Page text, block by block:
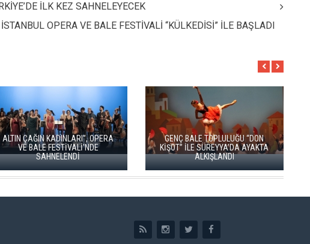
İLK KEZ SAHNELEYECEK
OPERA VE BALE FESTİVALİ “KÜLKEDİSİ” İLE BAŞLADI
GENÇ BALE TOPLULUĞU “DON
KİŞOT” İLE SÜREYYA’DA AYAKTA
ALKIŞLANDI
ZARAFETİN AŞKIN VE TUTKUNUN
DANSI: KUĞU GÖLÜ YENİDEN
SAHNEDE